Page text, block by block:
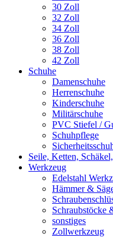
30 Zoll
32 Zoll
34 Zoll
36 Zoll
38 Zoll
42 Zoll
Schuhe
Damenschuhe
Herrenschuhe
Kinderschuhe
Militärschuhe
PVC Stiefel /
Schuhpflege
Seile, Ketten,
Werkzeug
Edelstahl
Hämmer &
Schraubstöcke
sonstiges
Zollwerkzeug